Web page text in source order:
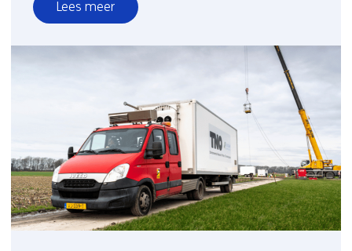
Lees meer
over
TNO
vliegvelden
inzichtelijk